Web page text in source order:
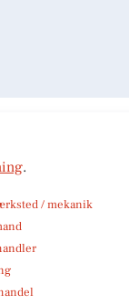
.
/ mekanik